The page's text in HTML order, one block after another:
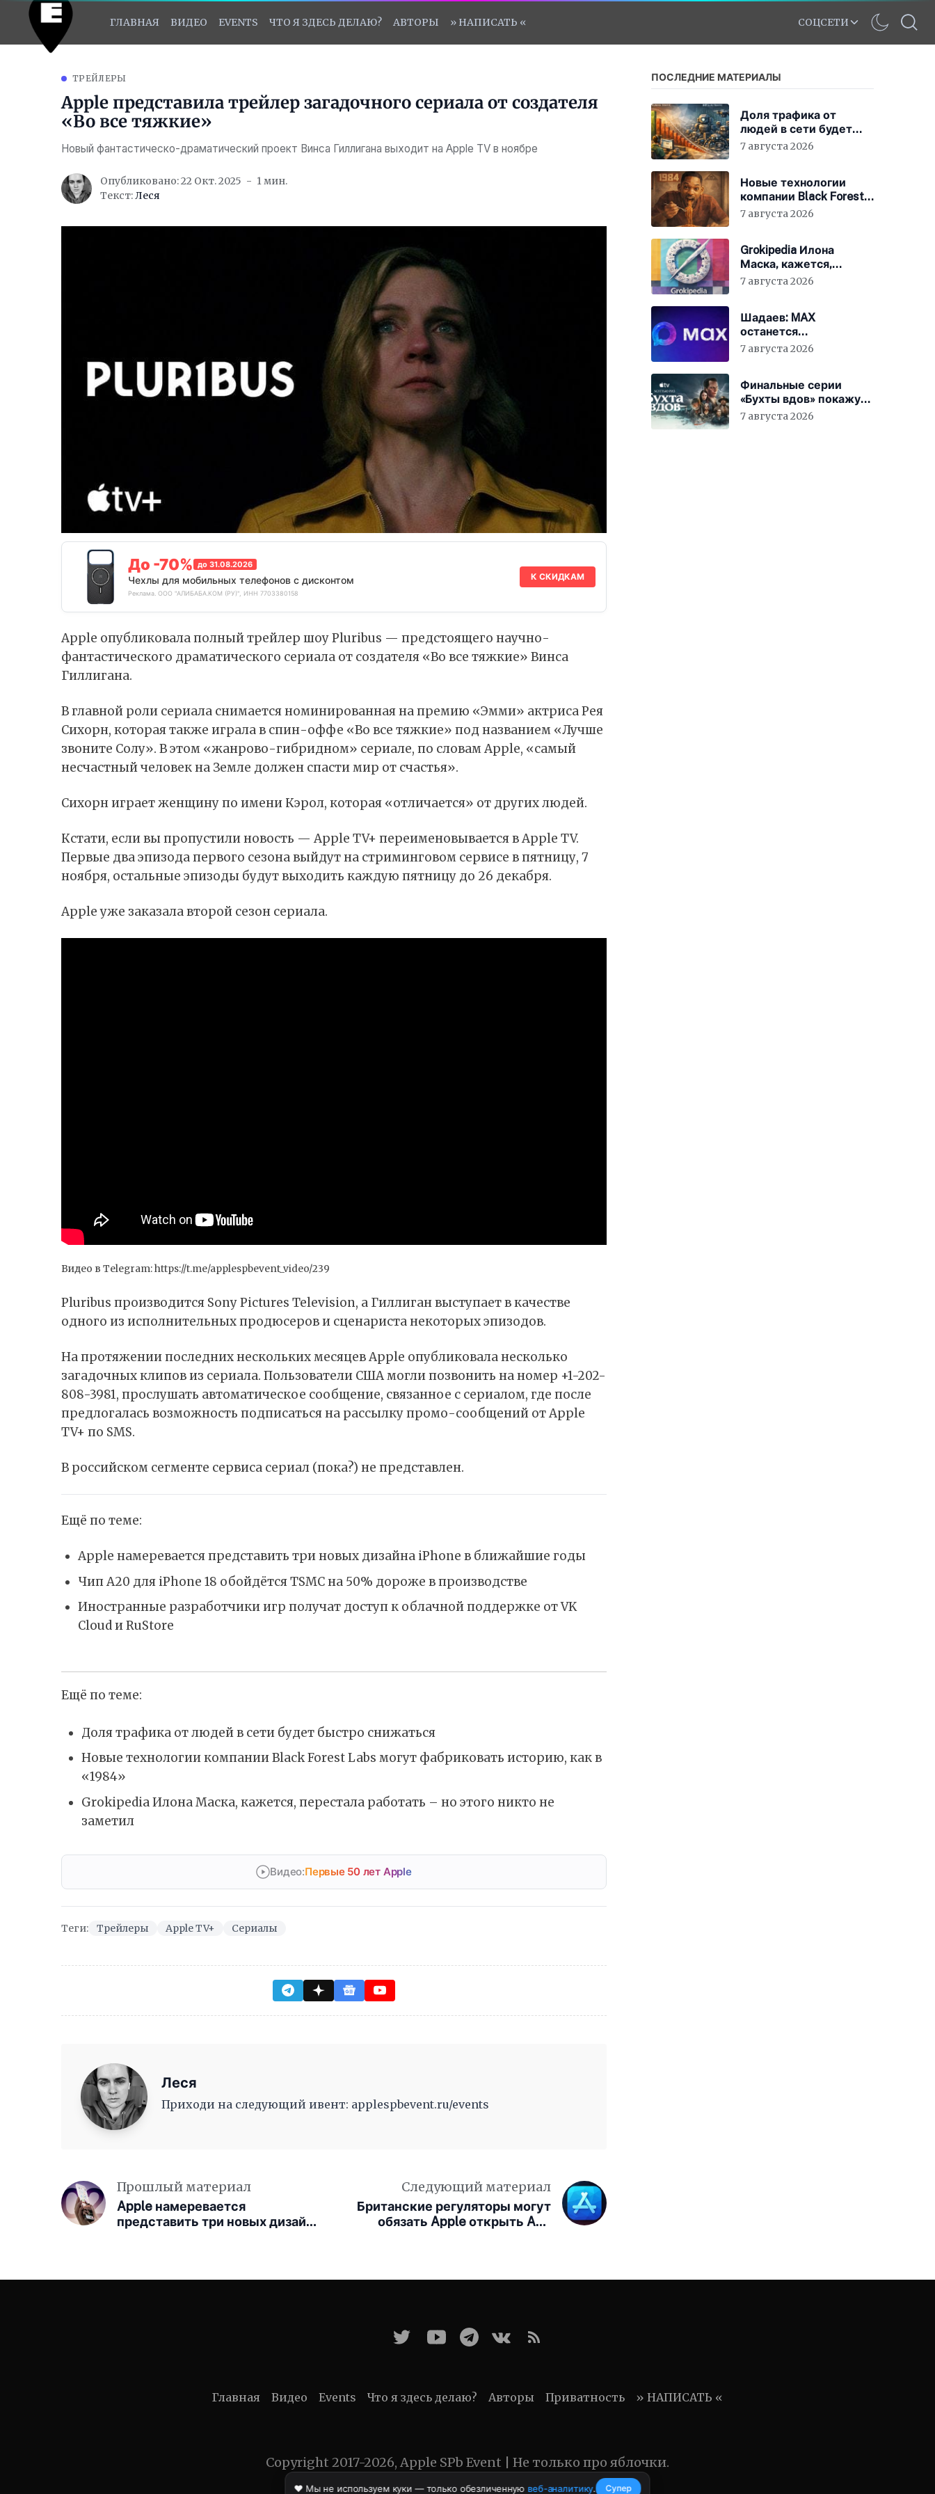
ГЛАВНАЯ ВИДЕО EVENTS ЧТО Я ЗДЕСЬ ДЕЛАЮ? АВТОРЫ » НАПИСАТЬ « СОЦСЕТИ
ТРЕЙЛЕРЫ
Apple представила трейлер загадочного сериала от создателя
«Во все тяжкие»
Новый фантастическо-драматический проект Винса Гиллигана выходит на Apple TV в ноябре
Опубликовано: 22 Окт. 2025
1 мин.
Текст:Леся
До -70% до 31.08.2026
Чехлы для мобильных телефонов с дисконтом
Реклама. ООО "АЛИБАБА.КОМ (РУ)", ИНН 7703380158
К СКИДКАМ
Apple опубликовала полный трейлер шоу Pluribus — предстоящего научно-
фантастического драматического сериала от создателя «Во все тяжкие» Винса
Гиллигана.
В главной роли сериала снимается номинированная на премию «Эмми» актриса Рея
Сихорн, которая также играла в спин-оффе «Во все тяжкие» под названием «Лучше
звоните Солу». В этом «жанрово-гибридном» сериале, по словам Apple, «самый
несчастный человек на Земле должен спасти мир от счастья».
Сихорн играет женщину по имени Кэрол, которая «отличается» от других людей.
Кстати, если вы пропустили новость — Apple TV+ переименовываетсяв Apple TV.
Первые два эпизода первого сезона выйдут на стриминговом сервисе в пятницу, 7
ноября, остальные эпизоды будут выходить каждую пятницу до 26 декабря.
Apple уже заказала второй сезон сериала.
Видео в Telegram:https://t.me/applespbevent_video/239
Pluribus производится Sony Pictures Television, а Гиллиган выступает в качестве
одного из исполнительных продюсеров и сценариста некоторых эпизодов.
На протяжении последних нескольких месяцев Apple опубликовала несколько
загадочных клипов из сериала. Пользователи США могли позвонить на номер +1-202-
808-3981, прослушать автоматическое сообщение, связанное с сериалом, где после
предлогалась возможность подписаться на рассылку промо-сообщений от Apple
TV+ по SMS.
В российском сегменте сервиса сериал (пока?) не представлен.
Ещё по теме:
Apple намеревается представить три новых дизайна iPhone в ближайшие годы
Чип A20 для iPhone 18 обойдётся TSMC на 50% дороже в производстве
Иностранные разработчики игр получат доступ к облачной поддержке от VK
Cloud и RuStore
Ещё по теме:
Доля трафика от людей в сети будет быстро снижаться
Новые технологии компании Black Forest Labs могут фабриковать историю, как в
«1984»
Grokipedia Илона Маска, кажется, перестала работать – но этого никто не
заметил
Видео:Первые 50 лет Apple
Теги: Трейлеры Apple TV+ Сериалы
Леся
Приходи на следующий ивент: applespbevent.ru/events
Прошлый материал
Apple намеревается
представить три новых дизайна
Следующий материал
Британские регуляторы могут
обязать Apple открыть App
ПОСЛЕДНИЕ МАТЕРИАЛЫ
Доля трафика от
людей в сети будет
быстро снижаться
7 августа 2026
Новые технологии
компании Black Forest
Labs могут
7 августа 2026
Grokipedia Илона
Маска, кажется,
перестала работать –
7 августа 2026
Шадаев: MAX
останется
национальным
7 августа 2026
Финальные серии
«Бухты вдов» покажут
в кинотеатрах
7 августа 2026
Главная Видео Events Что я здесь делаю? Авторы Приватность » НАПИСАТЬ «
Copyright 2017-2026, Apple SPb Event | Не только про яблочки.
❤️ Мы не используем куки — только обезличенную веб-аналитику. Супер